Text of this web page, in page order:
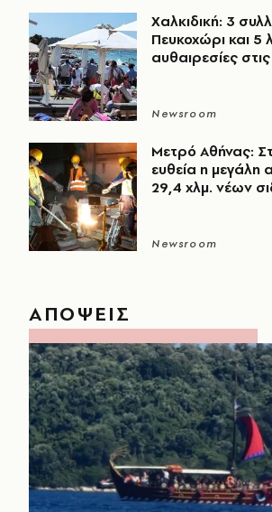
Χαλκιδική: 3
Πευκοχώρι και 5
αυθαιρεσίες
Newsroom
Μετρό Αθήνας:
ευθεία η μεγάλη
29,4 χλμ. νέων
Newsroom
ΑΠΟΨΕΙΣ